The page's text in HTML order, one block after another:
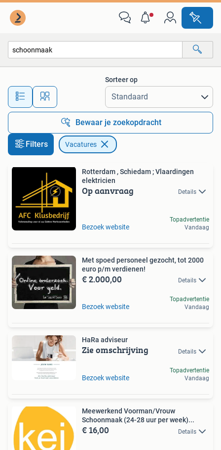
Alle afstanden…
Sorteer op
Bewaar je zoekopdracht
Filters Vacatures
Rotterdam , Schiedam ; Vlaardingen
elektricien
Op aanvraag Details
Bezoek website
Topadvertentie
Vandaag
Met spoed personeel gezocht, tot 2000
euro p/m verdienen!
€ 2.000,00 Details
Bezoek website
Topadvertentie
Vandaag
HaRa adviseur
Zie omschrijving Details
Bezoek website
Topadvertentie
Vandaag
Meewerkend Voorman/Vrouw
Schoonmaak (24-28 uur per week)...
€ 16,00 Details